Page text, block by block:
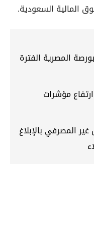
البورصة المصرية الفترة
مؤشرات
غير المصرفي بالإبلاغ